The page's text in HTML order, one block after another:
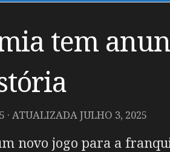
tem
· ATUALIZADAJULHO 3, 2025
novo jogo para a